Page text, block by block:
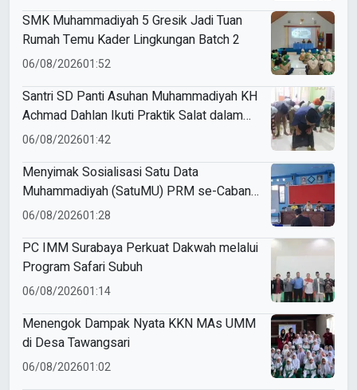
SMK Muhammadiyah 5 Gresik Jadi Tuan
Rumah Temu Kader Lingkungan Batch 2
06/08/202601:52
Santri SD Panti Asuhan Muhammadiyah KH
Achmad Dahlan Ikuti Praktik Salat dalam
Kelas TPQ Rutin
06/08/202601:42
Menyimak Sosialisasi Satu Data
Muhammadiyah (SatuMU) PRM se-Cabang
Paciran
06/08/202601:28
PC IMM Surabaya Perkuat Dakwah melalui
Program Safari Subuh
06/08/202601:14
Menengok Dampak Nyata KKN MAs UMM
di Desa Tawangsari
06/08/202601:02